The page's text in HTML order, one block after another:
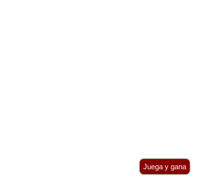
Juega y gana